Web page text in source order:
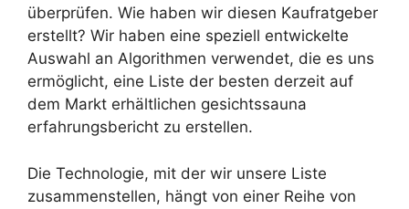
überprüfen. Wie haben wir diesen Kaufratgeber
erstellt? Wir haben eine speziell entwickelte
Auswahl an Algorithmen verwendet, die es uns
ermöglicht, eine Liste der besten derzeit auf
dem Markt erhältlichen gesichtssauna
erfahrungsbericht zu erstellen.
Die Technologie, mit der wir unsere Liste
zusammenstellen, hängt von einer Reihe von